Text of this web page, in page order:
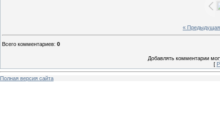
« Предыдущая
Всего комментариев: 0
Добавлять комментарии
[
Полная версия сайта